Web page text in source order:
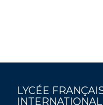
LYCÉE